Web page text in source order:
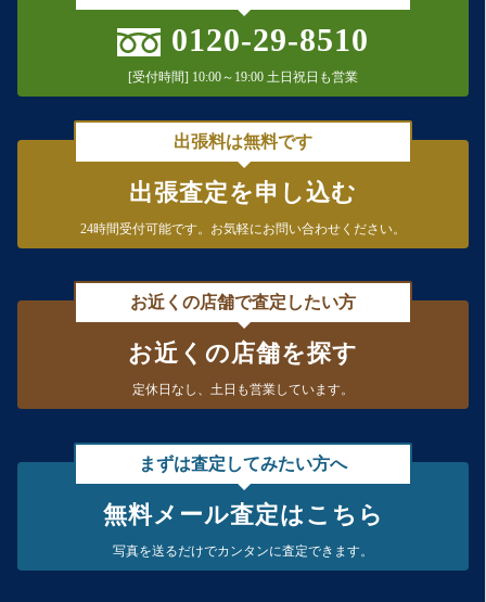
0120-29-8510
[受付時間] 10:00～19:00 土日祝日も営業
出張料は無料です
出張査定を申し込む
24時間受付可能です。 お気軽にお問い合わせください。
お近くの店舗で査定したい方
お近くの店舗を探す
定休日なし、 土日も営業しています。
まずは査定してみたい方へ
無料メール査定はこちら
写真を送るだけでカンタンに査定できます。